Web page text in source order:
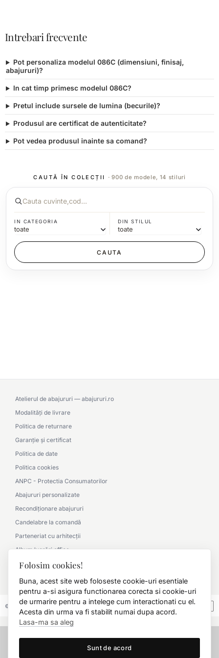
Intrebari frecvente
Pot personaliza modelul 086C (dimensiuni, finisaj,
abajururi)?
In cat timp primesc modelul 086C?
Pretul include sursele de lumina (becurile)?
Produsul are certificat de autenticitate?
Pot vedea produsul inainte sa comand?
CAUTĂ ÎN COLECȚII · 900 de modele, 14 stiluri
IN CATEGORIA DIN STILUL
Atelierul de abajururi — abajururi.ro
Modalități de livrare
Politica de returnare
Garanție și certificat
Politica de date
Politica cookies
ANPC - Protectia Consumatorilor
Abajururi personalizate
Recondiționare abajururi
Candelabre la comandă
Parteneriat cu arhitecții
Album lucrări office
Album lucrări clasic
0790 360 000
© 2026 FD.Stil International Art.
Folosim cookies!
Buna, acest site web foloseste cookie-uri esentiale
pentru a-si asigura functionarea corecta si cookie-uri
de urmarire pentru a intelege cum interactionati cu el.
Acesta din urma va fi stabilit numai dupa acord.
Lasa-ma sa aleg
Sunt de acord